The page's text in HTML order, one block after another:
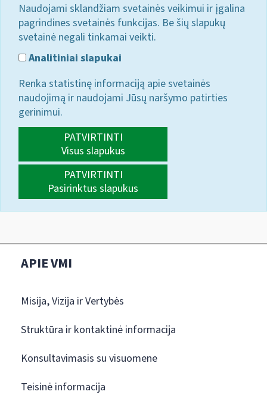
Naudojami sklandžiam svetainės veikimui ir įgalina
pagrindines svetainės funkcijas. Be šių slapukų
svetainė negali tinkamai veikti.
Analitiniai slapukai
Renka statistinę informaciją apie svetainės
naudojimą ir naudojami Jūsų naršymo patirties
gerinimui.
PATVIRTINTI
Visus slapukus
PATVIRTINTI
Pasirinktus slapukus
APIE VMI
Misija, Vizija ir Vertybės
Struktūra ir kontaktinė informacija
Konsultavimasis su visuomene
Teisinė informacija